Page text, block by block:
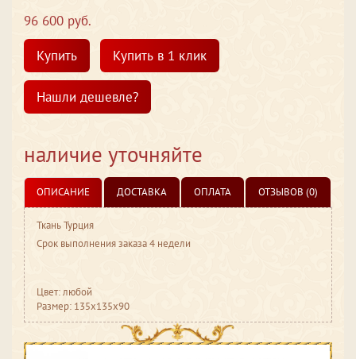
96 600 руб.
Купить
Купить в 1 клик
Нашли дешевле?
наличие уточняйте
ОПИСАНИЕ ДОСТАВКА ОПЛАТА ОТЗЫВОВ (0)
Ткань Турция
Срок выполнения заказа 4 недели
Цвет: любой
Размер: 135x135x90